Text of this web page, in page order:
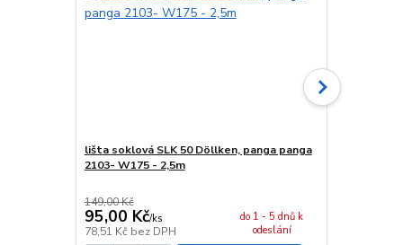
lišta soklová SLK 50 Döllken, panga panga
2103- W175 - 2,5m
149,00 Kč
95,00 Kč/ks
78,51 Kč bez DPH
do 1 - 5 dnů k
odeslání